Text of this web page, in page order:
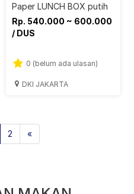
Paper LUNCH BOX putih
Rp. 540.000 ~ 600.000
/ DUS
0 (belum ada ulasan)
DKI JAKARTA
2 «